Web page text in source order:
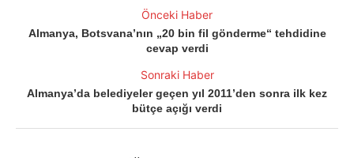
Önceki Haber
Almanya, Botsvana’nın „20 bin fil gönderme“ tehdidine
cevap verdi
Sonraki Haber
Almanya’da belediyeler geçen yıl 2011’den sonra ilk kez
bütçe açığı verdi